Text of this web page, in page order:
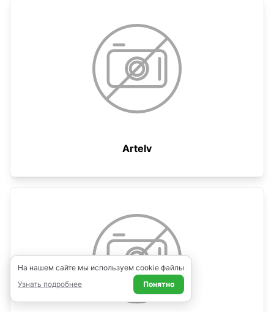
Artelv
На нашем сайте мы используем cookie файлы
Узнать подробнее
Понятно